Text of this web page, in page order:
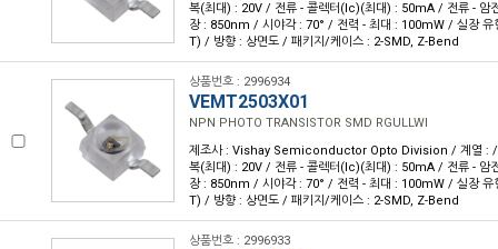
복(최대) : 20V / 전류 - 콜렉터(Ic)(최대) : 50mA / 전류 - 암
장 : 850nm / 시야각 : 70° / 전력 - 최대 : 100mW / 실장 유
T) / 방향 : 상면도 / 패키지/케이스 : 2-SMD, Z-Bend
상품번호 : 2996934
VEMT2503X01
NPN PHOTO TRANSISTOR SMD RGULLWI
제조사 : Vishay Semiconductor Opto Division / 계열 : /
복(최대) : 20V / 전류 - 콜렉터(Ic)(최대) : 50mA / 전류 - 암
장 : 850nm / 시야각 : 70° / 전력 - 최대 : 100mW / 실장 유
T) / 방향 : 상면도 / 패키지/케이스 : 2-SMD, Z-Bend
상품번호 : 2996933